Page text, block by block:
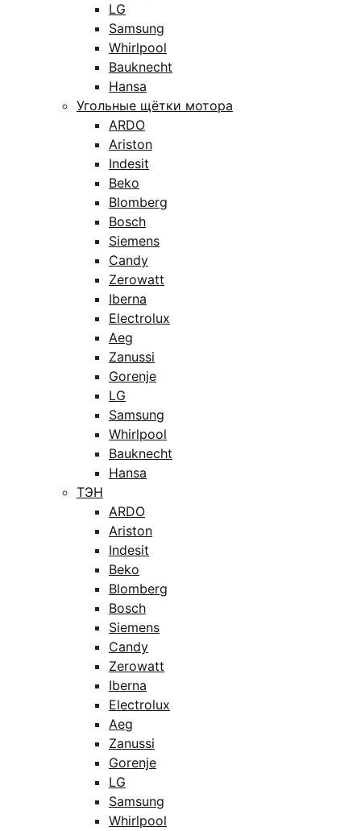
LG
Samsung
Whirlpool
Bauknecht
Hansa
Угольные щётки мотора
ARDO
Ariston
Indesit
Beko
Blomberg
Bosch
Siemens
Candy
Zerowatt
Iberna
Electrolux
Aeg
Zanussi
Gorenje
LG
Samsung
Whirlpool
Bauknecht
Hansa
ТЭН
ARDO
Ariston
Indesit
Beko
Blomberg
Bosch
Siemens
Candy
Zerowatt
Iberna
Electrolux
Aeg
Zanussi
Gorenje
LG
Samsung
Whirlpool